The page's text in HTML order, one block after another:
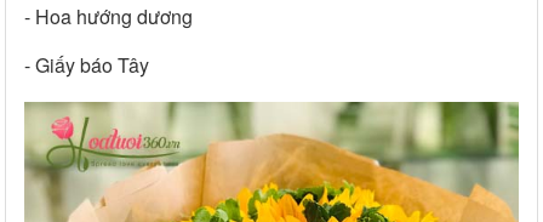
- Hoa hướng dương
- Giấy báo Tây